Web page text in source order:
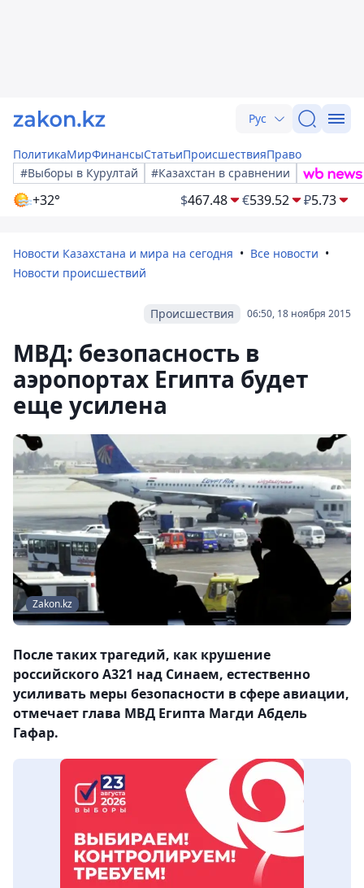
Рус
ПолитикаМирФинансыСтатьиПроисшествияПраво
#Выборы в Курултай
#Казахстан в сравнении
+32° $467.48 €539.52 ₽5.73
Новости Казахстана и мира на сегодня
Все новости
Новости происшествий
06:50, 18 ноября 2015
Происшествия
МВД: безопасность в
аэропортах Египта будет
еще усилена
Zakon.kz
После таких трагедий, как крушение
российского А321 над Синаем, естественно
усиливать меры безопасности в сфере авиации,
отмечает глава МВД Египта Магди Абдель
Гафар.